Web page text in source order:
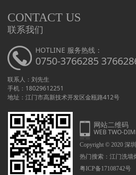
CONTACT US
联系我们
HOTLINE 服务热线：
0750-3766285
联系人：刘先生
手机：18029612251
地址：江门市高新技术开发区金瓯路412号
网站二维码
WEB TWO-
Copyright © 2020 深
热门搜索： 江门洗墙
粤ICP备17108742号